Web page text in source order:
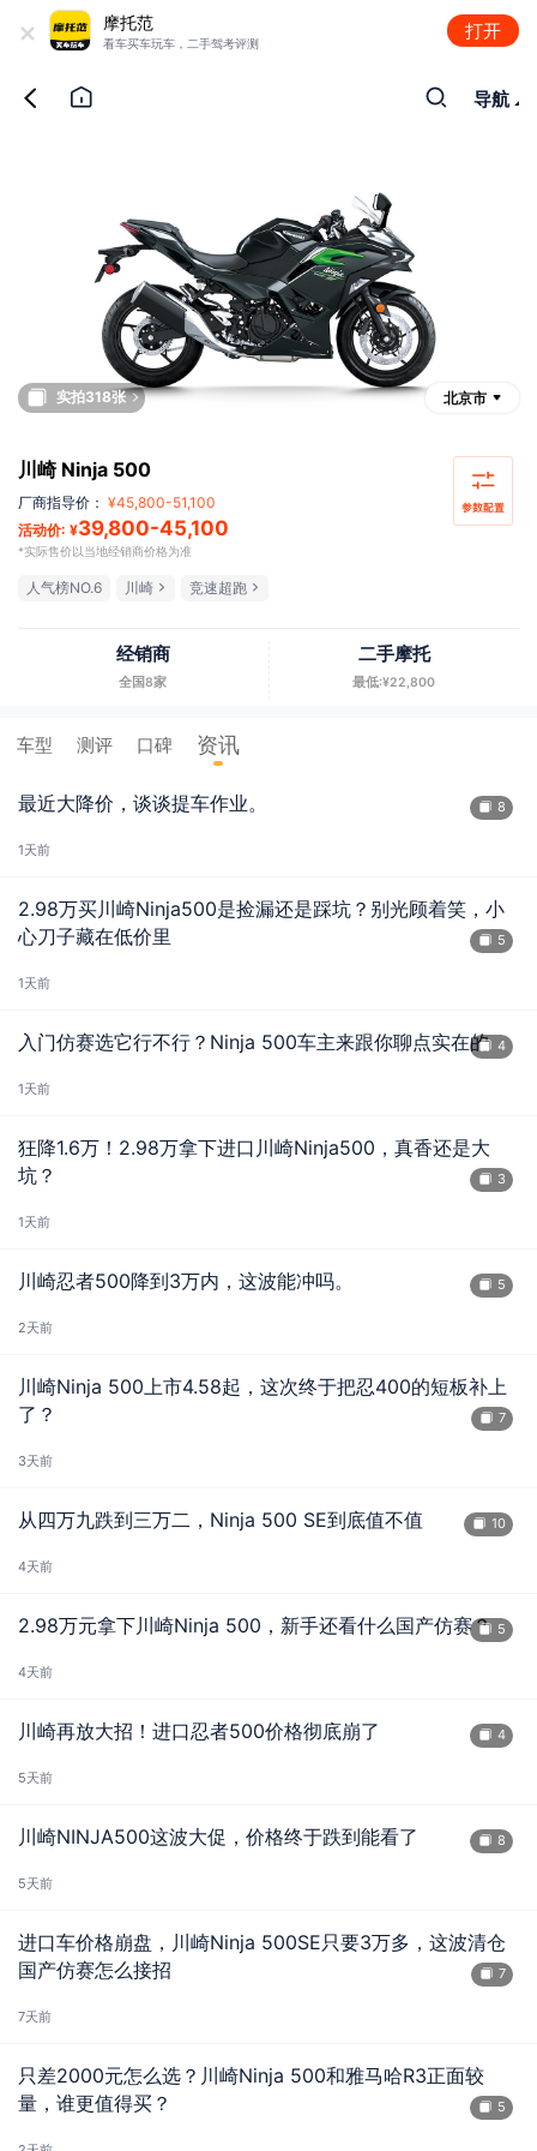
+ 摩托范
看车买车玩车，二手驾考评测
打开
导航
实拍318张 北京市
川崎 Ninja 500
厂商指导价： ¥45,800-51,100
活动价: ¥39,800-45,100
*实际售价以当地经销商价格为准
人气榜NO.6 川崎 竞速超跑
经销商
全国8家
二手摩托
最低:¥22,800
车型 测评 口碑 资讯
最近大降价，谈谈提车作业。 8
1天前
2.98万买川崎Ninja500是捡漏还是踩坑？别光顾着笑，小
心刀子藏在低价里
5
1天前
入门仿赛选它行不行？Ninja 500车主来跟你聊点实在的 4
1天前
狂降1.6万！2.98万拿下进口川崎Ninja500，真香还是大
坑？
3
1天前
川崎忍者500降到3万内，这波能冲吗。 5
2天前
川崎Ninja 500上市4.58起，这次终于把忍400的短板补上
了？
7
3天前
从四万九跌到三万二，Ninja 500 SE到底值不值 10
4天前
2.98万元拿下川崎Ninja 500，新手还看什么国产仿赛？ 5
4天前
川崎再放大招！进口忍者500价格彻底崩了 4
5天前
川崎NINJA500这波大促，价格终于跌到能看了 8
5天前
进口车价格崩盘，川崎Ninja 500SE只要3万多，这波清仓
国产仿赛怎么接招
7
7天前
只差2000元怎么选？川崎Ninja 500和雅马哈R3正面较
量，谁更值得买？
5